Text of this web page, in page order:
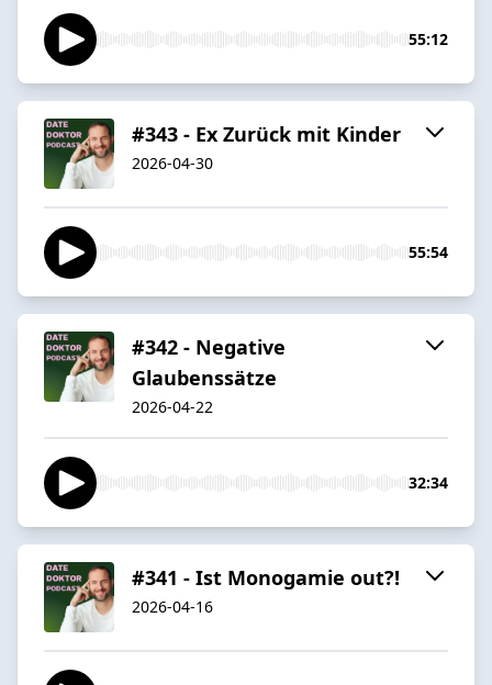
55:12
#343 - Ex Zurück mit Kinder
2026-04-30
55:54
#342 - Negative
Glaubenssätze
2026-04-22
32:34
#341 - Ist Monogamie out?!
2026-04-16